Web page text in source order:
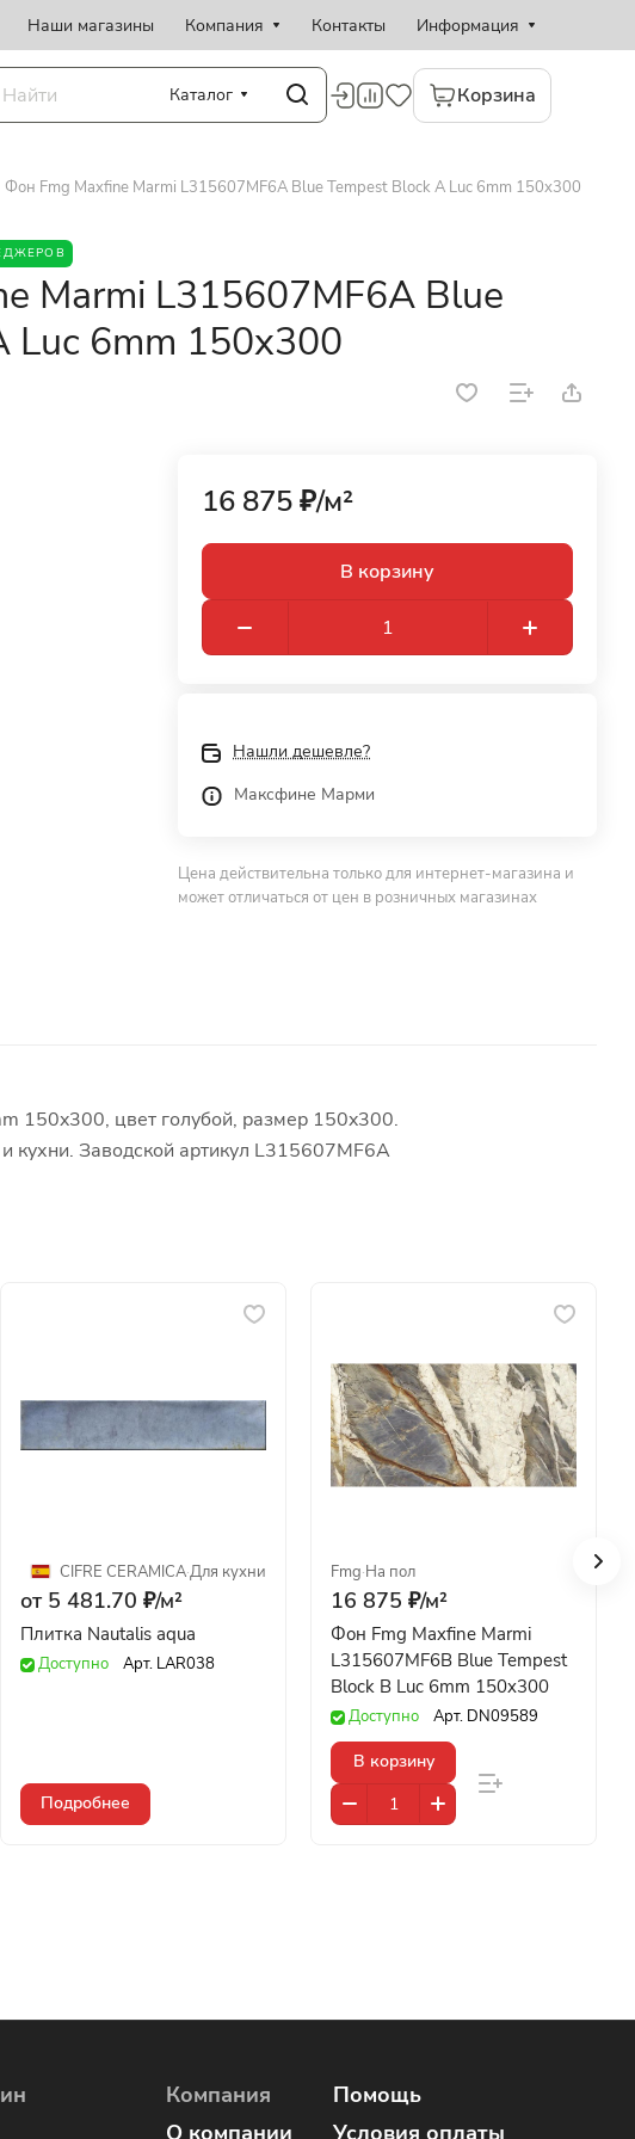
Наши магазины Компания Контакты Информация
Каталог Корзина
Фон Fmg Maxfine Marmi L315607MF6A Blue Tempest Block A Luc 6mm 150x300
Marmi L315607MF6A Blue
Luc 6mm 150x300
16 875 ₽/м²
В корзину
Нашли дешевле?
Максфине Марми
Цена действительна только для интернет-магазина и
может отличаться от цен в розничных магазинах
150x300, цвет голубой, размер 150x300.
кухни. Заводской артикул L315607MF6A
CIFRE CERAMICA·Для кухни
от 5 481.70 ₽/м²
Плитка Nautalis aqua
Доступно Арт. LAR038
Подробнее
Fmg·На пол
16 875 ₽/м²
Фон Fmg Maxfine Marmi
L315607MF6B Blue Tempest
Block B Luc 6mm 150x300
Доступно Арт. DN09589
В корзину
Компания
О компании
Помощь
Условия оплаты